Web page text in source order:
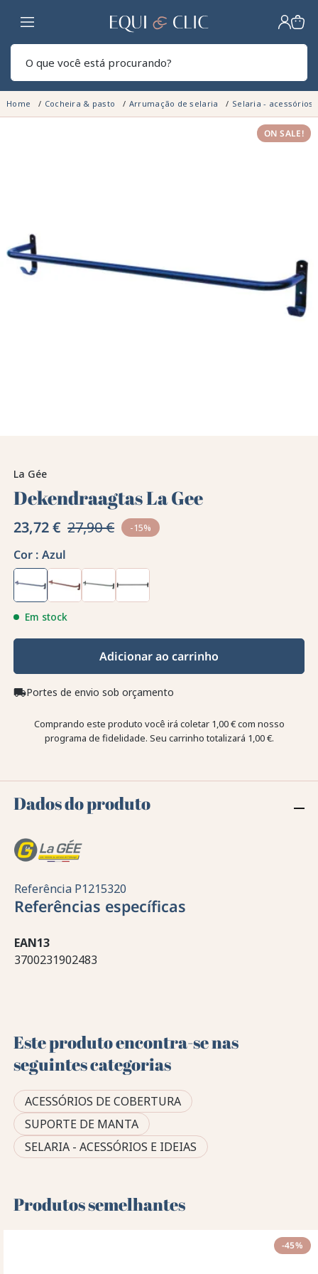
Lar
Home Cocheira & pasto Arrumação de selaria Selaria - acessórios
ON SALE!
La Gée
Dekendraagtas La Gee
23,72 € 27,90 € -15%
Cor : Azul
Em stock
Adicionar ao carrinho
local_shippingPortes de envio sob orçamento
Comprando este produto você irá coletar 1,00 €com nosso
programa de fidelidade. Seu carrinho totalizará 1,00 €.
Dados do produto
Referência P1215320
Referências específicas
EAN13
3700231902483
Este produto encontra-se nas
seguintes categorias
ACESSÓRIOS DE COBERTURA
SUPORTE DE MANTA
SELARIA - ACESSÓRIOS E IDEIAS
Produtos semelhantes
-45%